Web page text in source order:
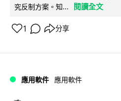
究反制方案。知...
閱讀全文
1 分享
應用軟件 應用軟件